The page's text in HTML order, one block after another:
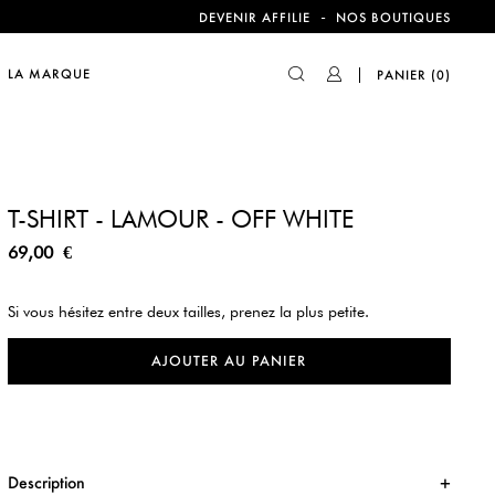
!
DEVENIR AFFILIE - NOS BOUTIQUES
LA MARQUE PANIER (0)
T-SHIRT - LAMOUR - OFF WHITE
69,00 €
Si vous hésitez entre deux tailles, prenez la plus petite.
AJOUTER AU PANIER
Description